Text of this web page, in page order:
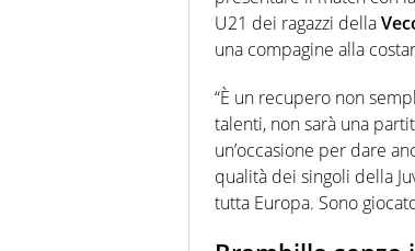
U21 dei ragazzi della
una compagine alla
“È un recupero non
talenti, non sarà una
un’occasione per dare
qualità dei singoli della
tutta Europa. Sono